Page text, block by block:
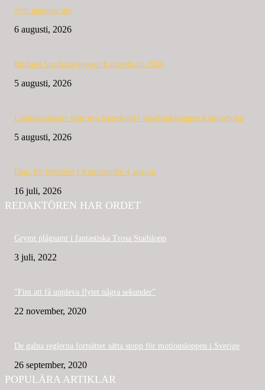
Nytt nummer ute
6 augusti, 2026
Bildspel Sparbanksjoggen Katrineholm 2026
5 augusti, 2026
Landslagslöpare satte nya banrekord i Sparbanksjoggen Katrineholm
5 augusti, 2026
Dags för löparfest i Katrineholm 4 augusti
16 juli, 2026
REDAKTÖREN HAR ORDET
Grymt plågsamt i fantastiska Trosa Stadslopp
3 juli, 2022
”Fint att få uppleva flytet några sekunder”
22 november, 2020
De galna reglerna fortsätter sätta stopp för motionsloppen i Sverige
26 september, 2020
POPULÄRA ARTIKLAR